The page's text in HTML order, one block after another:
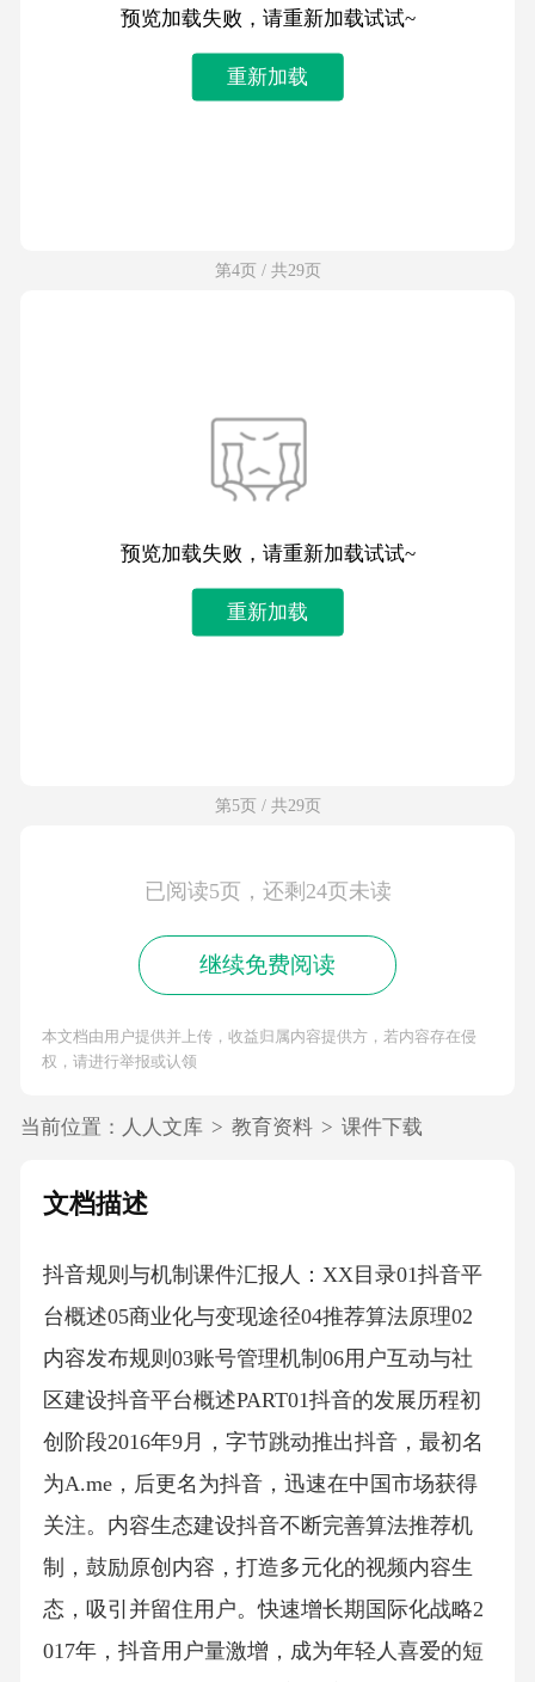
预览加载失败，请重新加载试试~
重新加载
第4页 / 共29页
预览加载失败，请重新加载试试~
重新加载
第5页 / 共29页
已阅读5页，还剩24页未读
继续免费阅读
本文档由用户提供并上传，收益归属内容提供方，若内容存在侵
权，请进行举报或认领
当前位置： 人人文库 > 教育资料 > 课件下载
文档描述
抖音规则与机制课件汇报人：XX目录01抖音平
台概述05商业化与变现途径04推荐算法原理02
内容发布规则03账号管理机制06用户互动与社
区建设抖音平台概述PART01抖音的发展历程初
创阶段2016年9月，字节跳动推出抖音，最初名
为A.me，后更名为抖音，迅速在中国市场获得
关注。内容生态建设抖音不断完善算法推荐机
制，鼓励原创内容，打造多元化的视频内容生
态，吸引并留住用户。快速增长期国际化战略2
017年，抖音用户量激增，成为年轻人喜爱的短